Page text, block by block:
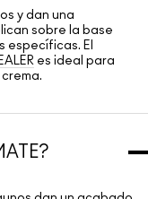
y dan una
sobre la base
específicas. El
es ideal para